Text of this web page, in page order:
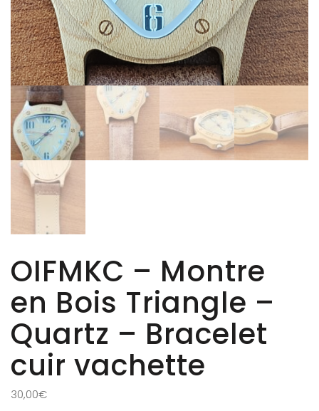
OIFMKC – Montre
en Bois Triangle –
Quartz – Bracelet
cuir vachette
30,00€